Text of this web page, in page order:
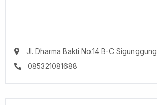
Jl. Dharma Bakti No.14 B-C Sigunggung
085321081688